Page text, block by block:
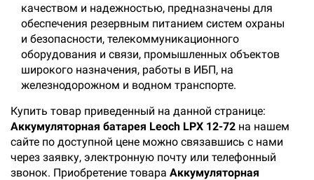
качеством и надежностью, предназначены для
обеспечения резервным питанием систем охраны
и безопасности, телекоммуникационного
оборудования и связи, промышленных объектов
широкого назначения, работы в ИБП, на
железнодорожном и водном транспорте.
Купить товар приведенный на данной странице:
Аккумуляторная батарея Leoch LPX 12-72 на нашем
сайте по доступной цене можно связавшись с нами
через заявку, электронную почту или телефонный
звонок. Приобретение товара Аккумуляторная